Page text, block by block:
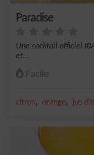
Paradise
Une cocktail officiel
et...
Facile
citron, orange, jus